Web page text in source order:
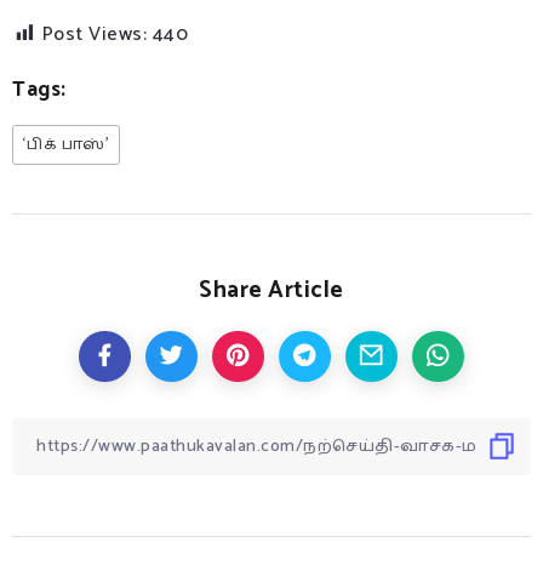
Post Views:440
Tags:
‘பிக் பாஸ்’
Share Article